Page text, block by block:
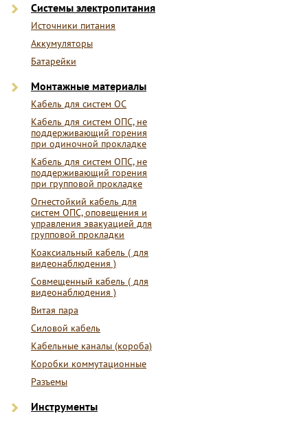
Системы электропитания
Источники питания
Аккумуляторы
Батарейки
Монтажные материалы
Кабель для систем ОС
Кабель для систем ОПС, не
поддерживающий горения
при одиночной прокладке
Кабель для систем ОПС, не
поддерживающий горения
при групповой прокладке
Огнестойкий кабель для
систем ОПС, оповещения и
управления эвакуацией для
групповой прокладки
Коаксиальный кабель ( для
видеонаблюдения )
Совмещенный кабель ( для
видеонаблюдения )
Витая пара
Силовой кабель
Кабельные каналы (короба)
Коробки коммутационные
Разъемы
Инструменты